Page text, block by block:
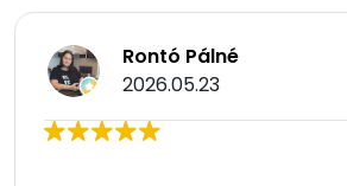
Rontó Pálné
2026.05.23